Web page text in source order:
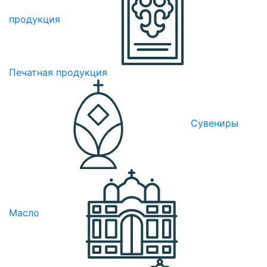
продукция
Печатная продукция
Сувениры
Масло